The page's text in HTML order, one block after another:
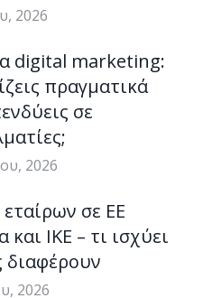
2026
digital marketing:
πραγματικά
σε
2026
σε ΕΕ
και ΙΚΕ – τι ισχύει
διαφέρουν
2026